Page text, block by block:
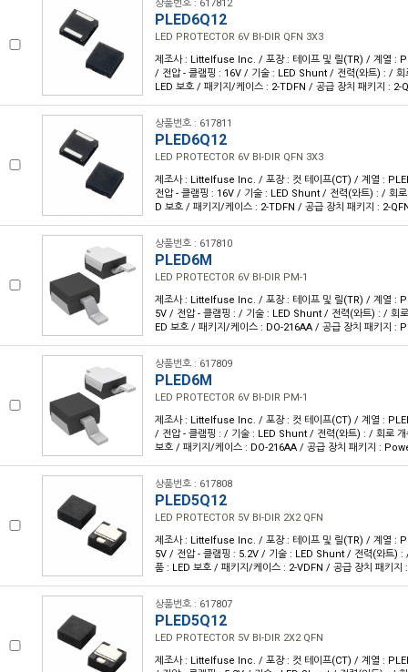
상품번호 : 617812
PLED6Q12
LED PROTECTOR 6V BI-DIR QFN 3X3
제조사 : Littelfuse Inc. / 포장 : 테이프 및 릴(TR) / 계열 :
/ 전압 - 클램핑 : 16V / 기술 : LED Shunt / 전력(와트) : / 회
LED 보호 / 패키지/케이스 : 2-TDFN / 공급 장치 패키지 : 2-
상품번호 : 617811
PLED6Q12
LED PROTECTOR 6V BI-DIR QFN 3X3
제조사 : Littelfuse Inc. / 포장 : 컷 테이프(CT) / 계열 :
전압 - 클램핑 : 16V / 기술 : LED Shunt / 전력(와트) : / 회
D 보호 / 패키지/케이스 : 2-TDFN / 공급 장치 패키지 : 2-
상품번호 : 617810
PLED6M
LED PROTECTOR 6V BI-DIR PM-1
제조사 : Littelfuse Inc. / 포장 : 테이프 및 릴(TR) / 계열 :
5V / 전압 - 클램핑 : / 기술 : LED Shunt / 전력(와트) : / 회
ED 보호 / 패키지/케이스 : DO-216AA / 공급 장치 패키지 :
상품번호 : 617809
PLED6M
LED PROTECTOR 6V BI-DIR PM-1
제조사 : Littelfuse Inc. / 포장 : 컷 테이프(CT) / 계열 :
/ 전압 - 클램핑 : / 기술 : LED Shunt / 전력(와트) : / 회로
보호 / 패키지/케이스 : DO-216AA / 공급 장치 패키지 :
상품번호 : 617808
PLED5Q12
LED PROTECTOR 5V BI-DIR 2X2 QFN
제조사 : Littelfuse Inc. / 포장 : 테이프 및 릴(TR) / 계열 :
5V / 전압 - 클램핑 : 5.2V / 기술 : LED Shunt / 전력(와트) :
품 : LED 보호 / 패키지/케이스 : 2-VDFN / 공급 장치 패키지
상품번호 : 617807
PLED5Q12
LED PROTECTOR 5V BI-DIR 2X2 QFN
제조사 : Littelfuse Inc. / 포장 : 컷 테이프(CT) / 계열 :